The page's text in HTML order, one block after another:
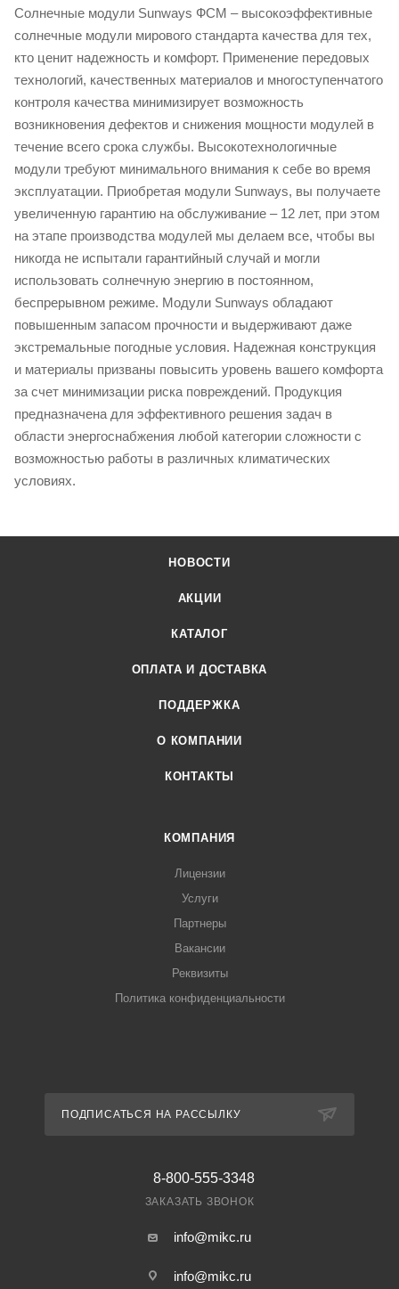
Солнечные модули Sunways ФСМ – высокоэффективные
солнечные модули мирового стандарта качества для тех,
кто ценит надежность и комфорт. Применение передовых
технологий, качественных материалов и многоступенчатого
контроля качества минимизирует возможность
возникновения дефектов и снижения мощности модулей в
течение всего срока службы. Высокотехнологичные
модули требуют минимального внимания к себе во время
эксплуатации. Приобретая модули Sunways, вы получаете
увеличенную гарантию на обслуживание – 12 лет, при этом
на этапе производства модулей мы делаем все, чтобы вы
никогда не испытали гарантийный случай и могли
использовать солнечную энергию в постоянном,
беспрерывном режиме. Модули Sunways обладают
повышенным запасом прочности и выдерживают даже
экстремальные погодные условия. Надежная конструкция
и материалы призваны повысить уровень вашего комфорта
за счет минимизации риска повреждений. Продукция
предназначена для эффективного решения задач в
области энергоснабжения любой категории сложности с
возможностью работы в различных климатических
условиях.
НОВОСТИ
АКЦИИ
КАТАЛОГ
ОПЛАТА И ДОСТАВКА
ПОДДЕРЖКА
О КОМПАНИИ
КОНТАКТЫ
КОМПАНИЯ
Лицензии
Услуги
Партнеры
Вакансии
Реквизиты
Политика конфиденциальности
ПОДПИСАТЬСЯ НА РАССЫЛКУ
8-800-555-3348
ЗАКАЗАТЬ ЗВОНОК
info@mikc.ru
info@mikc.ru